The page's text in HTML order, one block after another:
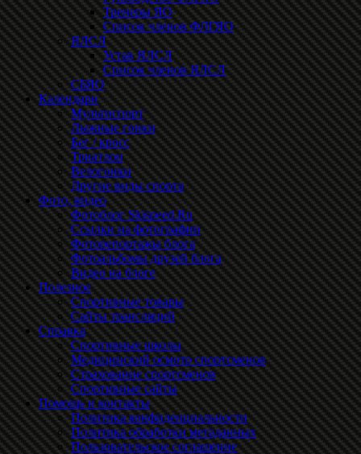
Тренеры ЯО
Список членов ФЛГЯО
ЯЛСЛ
Устав ЯЛСЛ
Список членов ЯЛСЛ
СБЯО
Календари
Мультиспорт
Лыжные гонки
Бег / кросс
Триатлон
Велогонки
Другие виды спорта
Фото, видео
Фотоблог Skispeed.Ru
Ссылки на фотографии
Фоторепортажы блога
Фотоальбомы друзей блога
Видео на блоге
Полезное
Спортивные товары
Сайты трансляций
Справка
Спортивные школы
Медицинский осмотр спортсменов
Страхование спортсменов
Спортивные сайты
Помощь и контакты
Политика конфиденциальности
Политика обработки метаданных
Пользовательское соглашение